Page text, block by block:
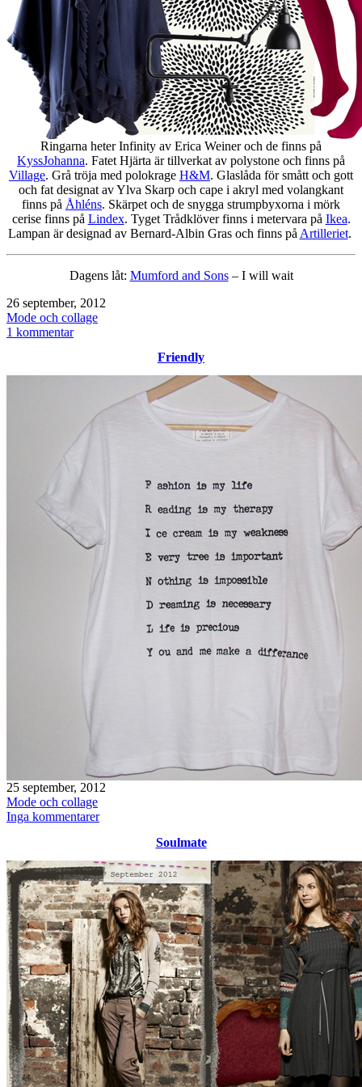
Ringarna heter Infinity av Erica Weiner och de finns på
KyssJohanna. Fatet Hjärta är tillverkat av polystone och finns på
Village. Grå tröja med polokrage H&M. Glaslåda för smått och gott
och fat designat av Ylva Skarp och cape i akryl med volangkant
finns på Åhléns. Skärpet och de snygga strumpbyxorna i mörk
cerise finns på Lindex. Tyget Trådklöver finns i metervara på Ikea.
Lampan är designad av Bernard-Albin Gras och finns på Artilleriet.
Dagens låt: Mumford and Sons– I will wait
Publicerat
den
26 september, 2012
Kategoriserat
som
Mode och collage
1 kommentartill
/
Cerise
Friendly
Publicerat
den
25 september, 2012
Kategoriserat
som
Mode och collage
Inga kommentarertill
Soulmate